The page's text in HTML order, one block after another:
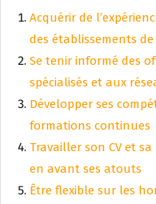
Acquérir de
des établissements
Se tenir informé des
spécialisés et aux
Développer ses
formations continues
Travailler son CV et
en avant ses atouts
Être flexible sur les